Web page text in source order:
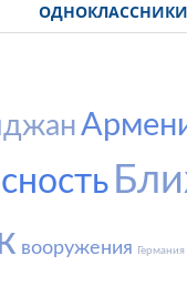
ОДНОКЛАССНИКИ
вооружения Германия